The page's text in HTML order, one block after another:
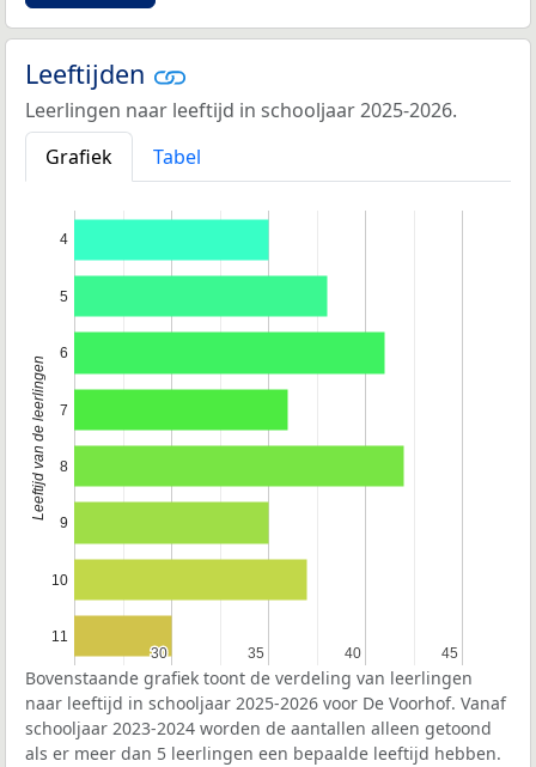
Leeftijden
Leerlingen naar leeftijd in schooljaar 2025-2026.
Grafiek
Tabel
30
30 35
35 40
40 45
45
4
5
6
7
8
9
10
11
Leeftijd van de leerlingen
Bovenstaande grafiek toont de verdeling van leerlingen
naar leeftijd in schooljaar 2025-2026 voor De Voorhof. Vanaf
schooljaar 2023-2024 worden de aantallen alleen getoond
als er meer dan 5 leerlingen een bepaalde leeftijd hebben.